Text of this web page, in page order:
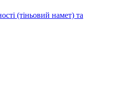
(тіньовий намет) та